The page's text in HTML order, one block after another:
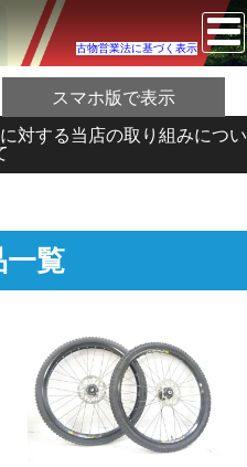
古物営業法に基づく表示
スマホ版で表示
対する当店の取り組みについ
一覧